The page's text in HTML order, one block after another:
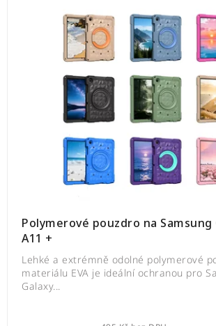
Polymerové pouzdro na Samsung
A11 +
Lehké a extrémně odolné polymerové
materiálu EVA je ideální ochranou pro
Galaxy...